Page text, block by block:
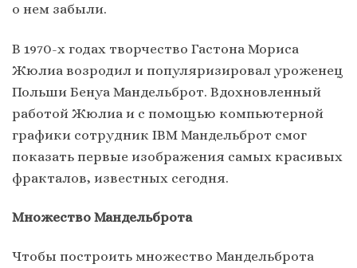
о нем забыли.
В 1970-х годах творчество Гастона Мориса
Жюлиа возродил и популяризировал уроженец
Польши Бенуа Мандельброт. Вдохновленный
работой Жюлиа и с помощью компьютерной
графики сотрудник IBM Мандельброт смог
показать первые изображения самых красивых
фракталов, известных сегодня.
Множество Мандельброта
Чтобы построить множество Мандельброта